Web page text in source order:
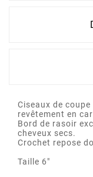
Ciseaux de
revêtement en
Bord de rasoir
cheveux secs.
Crochet repose
Taille 6"